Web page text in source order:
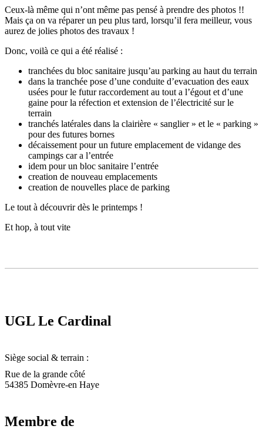
Ceux-là même qui n’ont même pas pensé à prendre des photos !!
Mais ça on va réparer un peu plus tard, lorsqu’il fera meilleur, vous
aurez de jolies photos des travaux !
Donc, voilà ce qui a été réalisé :
tranchées du bloc sanitaire jusqu’au parking au haut du terrain
dans la tranchée pose d’une conduite d’evacuation des eaux
usées pour le futur raccordement au tout a l’égout et d’une
gaine pour la réfection et extension de l’électricité sur le
terrain
tranchés latérales dans la clairière « sanglier » et le « parking »
pour des futures bornes
décaissement pour un future emplacement de vidange des
campings car a l’entrée
idem pour un bloc sanitaire l’entrée
creation de nouveau emplacements
creation de nouvelles place de parking
Le tout à découvrir dès le printemps !
Et hop, à tout vite
UGL Le Cardinal
Siège social & terrain :
Rue de la grande côté
54385 Domèvre-en Haye
Membre de